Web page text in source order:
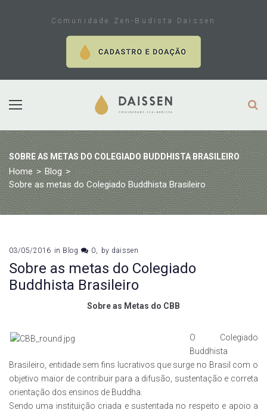
Comunidade Zen-Budista Daissen
SOBRE AS METAS DO COLEGIADO BUDDHISTA BRASILEIRO
Home > Blog >
Sobre as metas do Colegiado Buddhista Brasileiro
03/05/2016 in Blog 0 by daissen
Sobre as metas do Colegiado
Buddhista Brasileiro
Sobre as Metas do CBB
O Colegiado
Buddhista
Brasileiro, entidade sem fins lucrativos que surge no Brasil com o
objetivo maior de contribuir para a difusão, sustentação e correta
orientação dos ensinos de Buddha.
Sendo uma instituição criada e sustentada no respeito e apoio a